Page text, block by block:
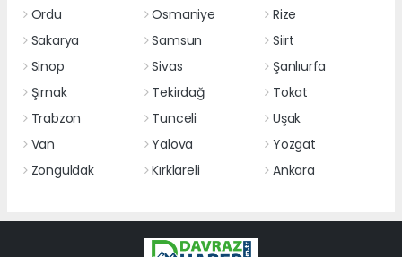
Ordu
Osmaniye
Rize
Sakarya
Samsun
Siirt
Sinop
Sivas
Şanlıurfa
Şırnak
Tekirdağ
Tokat
Trabzon
Tunceli
Uşak
Van
Yalova
Yozgat
Zonguldak
Kırklareli Ankara